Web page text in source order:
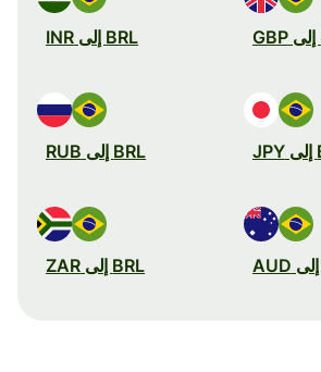
BRL إلى INR
BRL إلى RUB
BRL إلى ZAR